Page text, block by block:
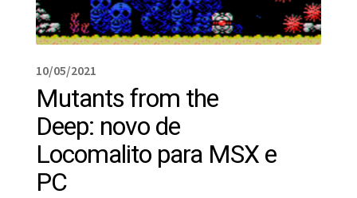
10/05/2021
Mutants from the
Deep: novo de
Locomalito para MSX e
PC